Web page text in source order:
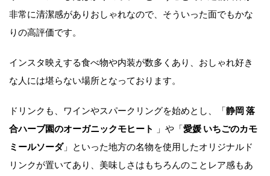
非常に清潔感がありおしゃれなので、そういった面でもかな
りの高評価です。
インスタ映えする食べ物や内装が数多くあり、おしゃれ好き
な人には堪らない場所となっております。
ドリンクも、ワインやスパークリングを始めとし、「静岡 落
合ハーブ園のオーガニックモヒート
」や「愛媛 いちごのカモ
ミールソーダ」といった地方の名物を使用したオリジナルド
リンクが置いてあり、美味しさはもちろんのことレア感もあ